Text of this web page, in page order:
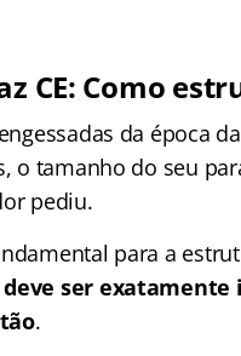
CE: Como
da época
o tamanho do seu
pediu.
para a
ser
.